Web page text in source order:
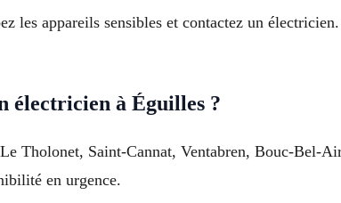
les appareils sensibles et contactez un
électricien à Éguilles ?
Tholonet, Saint-Cannat, Ventabren, Bouc-Bel-
en urgence.